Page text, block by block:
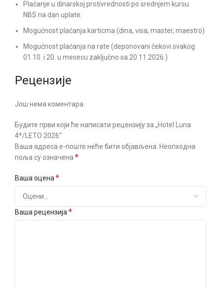
Plaćanje u dinarskoj protivrednosti po srednjem kursu
NBS na dan uplate.
Mogućnost plaćanja karticma (dina, visa, master, maestro)
Mogućnost plaćanja na rate (deponovani čekovi svakog
01.10. i 20. u mesecu zaključno sa 20.11.2026.)
Рецензије
Још нема коментара.
Будите први који ће написати рецензију за „Hotel Luna
4*/LETO 2026“
Ваша адреса е-поште неће бити објављена. Неопходна
поља су означена *
Ваша оцена*
Ваша рецензија*